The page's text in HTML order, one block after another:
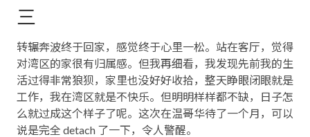
三
转辗奔波终于回家，感觉终于心里一松。站在客厅，觉得
对湾区的家很有归属感。但我再细看，我发现先前我的生
活过得非常狼狈，家里也没好好收拾，整天睁眼闭眼就是
工作，我在湾区就是不快乐。但明明样样都不缺，日子怎
么就过成这个样子了呢。这次在温哥华待了一个月，可以
说是完全 detach 了一下，令人警醒。